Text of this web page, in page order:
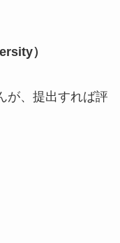
）
が、提出すれば評